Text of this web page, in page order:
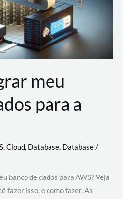
meu
para a
,Cloud, Database, Database/
banco de dados para AWS? Veja
fazer isso, e como fazer. As